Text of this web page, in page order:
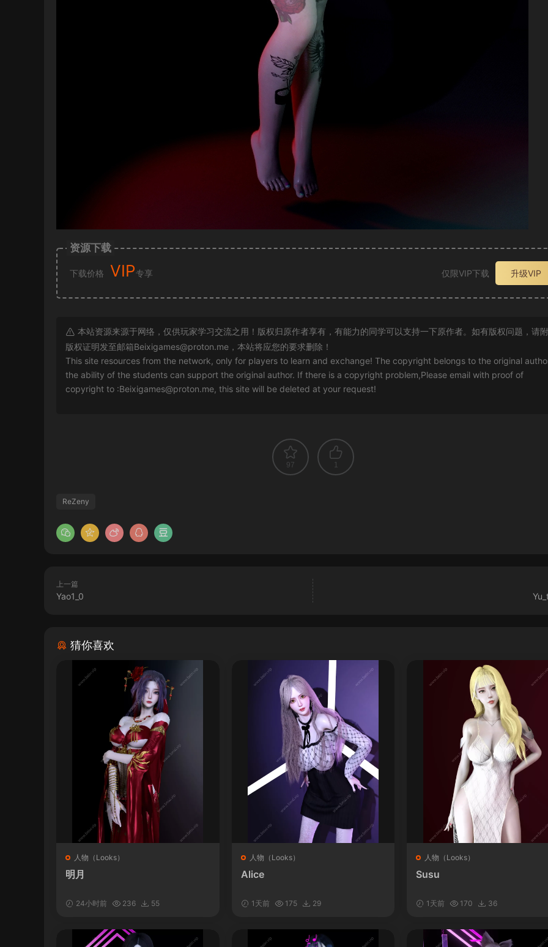
资源下载
下载价格 VIP专享 仅限VIP下载 升级VIP
本站资源来源于网络，仅供玩家学习交流之用！版权归原作者享有，有能力的同学可以支持一下原作者。如有版权问题，请
版权证明发至邮箱Beixigames@proton.me ，本站将应您的要求删除！
This site resources from the network, only for players to learn and exchange! The copyright belongs to the original
the ability of the students can support the original author. If there is a copyright problem,Please email with proof of
copyright to :Beixigames@proton.me, this site will be deleted at your request!
97 1
ReZeny
上一篇
Yao1_0
猜你喜欢
人物（Looks）
明月
24小时前 236 55
人物（Looks）
Alice
1天前 175 29
人物（Looks）
Susu
1天前 170 36